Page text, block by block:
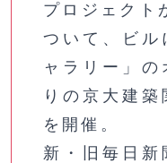
プロジェクト
ついて、ビル
ャラリー」
りの京大建
を開催。
新・旧毎日新